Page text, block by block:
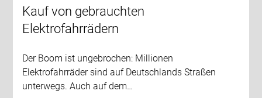
Kauf von gebrauchten
Elektrofahrrädern
Der Boom ist ungebrochen: Millionen
Elektrofahrräder sind auf Deutschlands Straßen
unterwegs. Auch auf dem…